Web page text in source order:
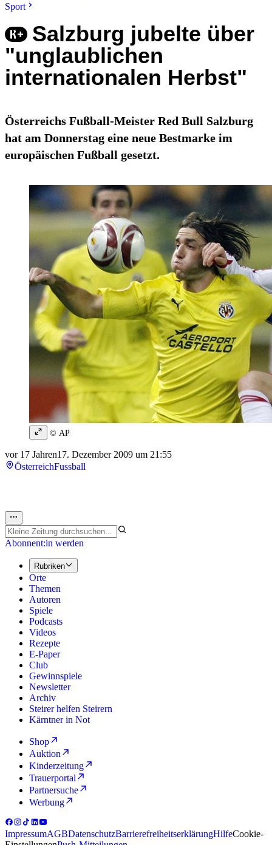
Sport
Salzburg jubelte über
"unglaublichen
internationalen Herbst"
Österreichs Fußball-Meister Red Bull Salzburg
hat am Donnerstag eine neue Bestmarke im
europäischen Fußball gesetzt.
© AP
vor 17 Jahren17. Dezember 2009 um 21:55
ÖsterreichFussball
Abonnent:in werden
Rubriken
Orte
Themen
Autoren
Spiele
Podcasts
Videos
Rezepte
E-Paper
Club
Gewinnspiele
Newsletter
Archiv
Steirer helfen Steirern
Kärntner in Not
Shop
Auktion
Kinderzeitung
Trauerportal
Partnersuche
Werbung
ImpressumAGBDatenschutzBarrierefreiheitserklärungHilfeCookie-